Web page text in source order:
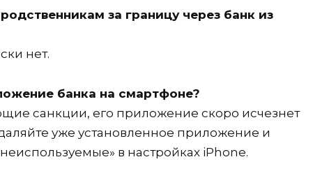
за границу через банк из
нет.
банка на смартфоне?
санкции, его приложение скоро исчезнет
уже установленное приложение и
в настройках iPhone.